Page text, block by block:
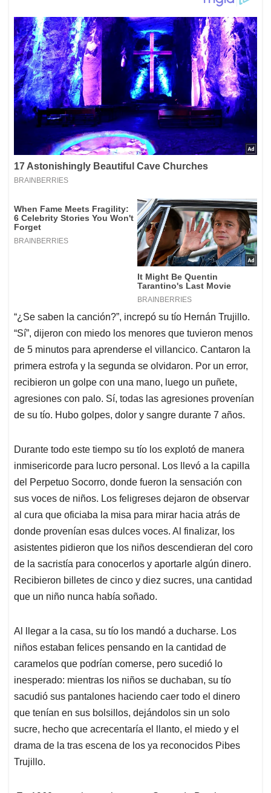
“¿Se saben la canción?”, increpó su tío Hernán Trujillo.
“Sí”, dijeron con miedo los menores que tuvieron menos
de 5 minutos para aprenderse el villancico. Cantaron la
primera estrofa y la segunda se olvidaron. Por un error,
recibieron un golpe con una mano, luego un puñete,
agresiones con palo. Sí, todas las agresiones provenían
de su tío. Hubo golpes, dolor y sangre durante 7 años.
Durante todo este tiempo su tío los explotó de manera
inmisericorde para lucro personal. Los llevó a la capilla
del Perpetuo Socorro, donde fueron la sensación con
sus voces de niños. Los feligreses dejaron de observar
al cura que oficiaba la misa para mirar hacia atrás de
donde provenían esas dulces voces. Al finalizar, los
asistentes pidieron que los niños descendieran del coro
de la sacristía para conocerlos y aportarle algún dinero.
Recibieron billetes de cinco y diez sucres, una cantidad
que un niño nunca había soñado.
Al llegar a la casa, su tío los mandó a ducharse. Los
niños estaban felices pensando en la cantidad de
caramelos que podrían comerse, pero sucedió lo
inesperado: mientras los niños se duchaban, su tío
sacudió sus pantalones haciendo caer todo el dinero
que tenían en sus bolsillos, dejándolos sin un solo
sucre, hecho que acrecentaría el llanto, el miedo y el
drama de la tras escena de los ya reconocidos Pibes
Trujillo.